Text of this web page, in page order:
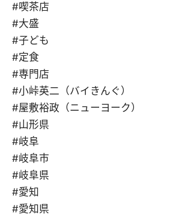
#喫茶店
#大盛
#子ども
#定食
#専門店
#小峠英二（バイきんぐ）
#屋敷裕政（ニューヨーク）
#山形県
#岐阜
#岐阜市
#岐阜県
#愛知
#愛知県